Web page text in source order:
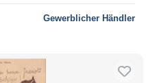
Gewerblicher Händler